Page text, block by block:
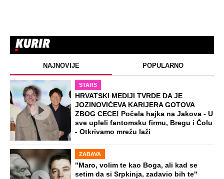
NAJNOVIJE POPULARNO
STARS
HRVATSKI MEDIJI TVRDE DA JE
JOZINOVIĆEVA KARIJERA GOTOVA
ZBOG CECE! Počela hajka na Jakova - U
sve upleli fantomsku firmu, Bregu i Čolu
- Otkrivamo mrežu laži
ZABAVA
"Maro, volim te kao Boga, ali kad se
setim da si Srpkinja, zadavio bih te"